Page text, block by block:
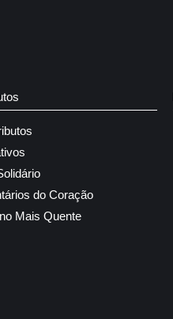
do Coração
Mais Quente